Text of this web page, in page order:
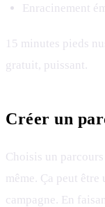
Enracinement
15 minutes pieds
gratuit, puissant.
Créer un
Choisis un
même. Ça peut
campagne. En